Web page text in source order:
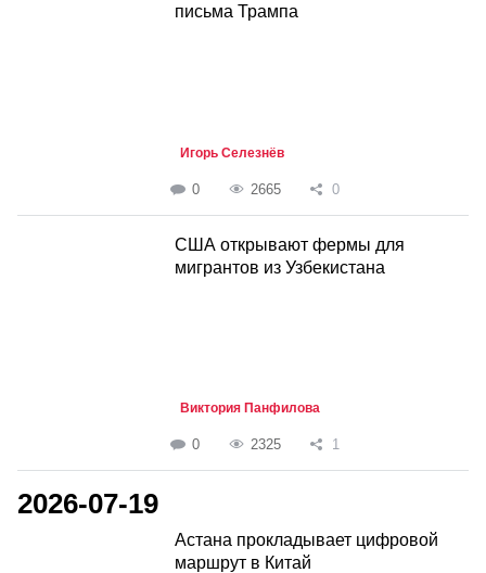
письма Трампа
Игорь Селезнёв
0 2665 0
США открывают фермы для
мигрантов из Узбекистана
Виктория Панфилова
0 2325 1
2026-07-19
Астана прокладывает цифровой
маршрут в Китай